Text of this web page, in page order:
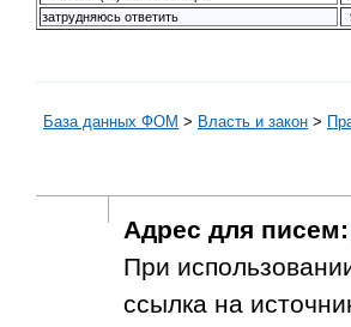
затрудняюсь ответить
База данных ФОМ > Власть и закон >
Адрес для писем:
При
ссылка на